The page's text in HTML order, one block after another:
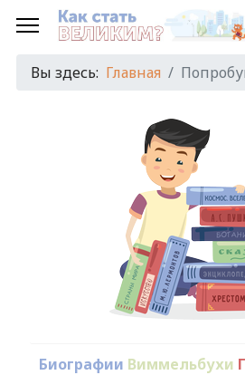
Вы здесь: Главная
Биографии Виммельбухи